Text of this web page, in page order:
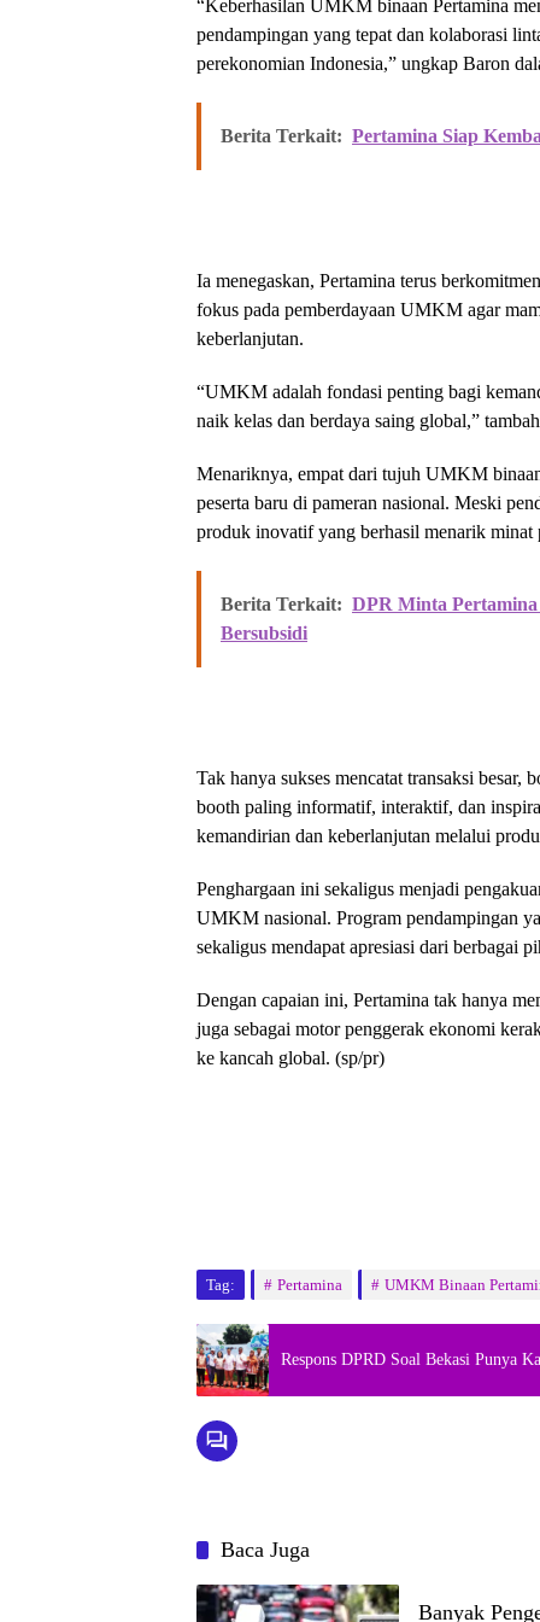
“Keberhasilan UMKM binaan Pertamina
pendampingan yang tepat dan kolaborasi
perekonomian Indonesia,” ungkap Baron
Berita Terkait: Pertamina Siap
Ia menegaskan, Pertamina terus
fokus pada pemberdayaan UMKM agar
keberlanjutan.
“UMKM adalah fondasi penting bagi
naik kelas dan berdaya saing global,”
Menariknya, empat dari tujuh UMKM
peserta baru di pameran nasional. Meski
produk inovatif yang berhasil menarik
Berita Terkait: DPR Minta
Bersubsidi
Tak hanya sukses mencatat transaksi besar,
booth paling informatif, interaktif, dan
kemandirian dan keberlanjutan melalui
Penghargaan ini sekaligus menjadi
UMKM nasional. Program pendampingan
sekaligus mendapat apresiasi dari berbagai
Dengan capaian ini, Pertamina tak hanya
juga sebagai motor penggerak ekonomi
ke kancah global. (sp/pr)
Tag: Pertamina UMKM Binaan
Respons DPRD Soal Bekasi Punya
Baca Juga
Banyak